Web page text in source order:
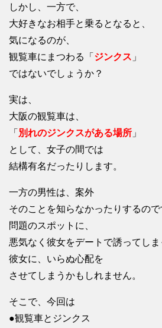
しかし、一方で、
大好きなお相手と乗るとなると、
気になるのが、
観覧車にまつわる「 ジンクス 」
ではないでしょうか？
実は、
大阪の観覧車は、
「 別れのジンクスがある場所 」
として、女子の間では
結構有名だったりします。
一方の男性は、案外
そのことを知らなかったりするので
問題のスポットに、
悪気なく彼女をデートで誘ってしま
彼女に、いらぬ心配を
させてしまうかもしれません。
そこで、今回は
●観覧車とジンクス